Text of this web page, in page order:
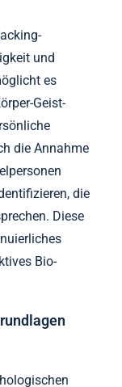
und
es
Geist-
die Annahme
die
Diese
Bio-